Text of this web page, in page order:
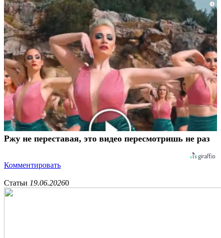
i
Ржу не переставая, это видео пересмотришь не раз
Комментировать
Статьи 19.06.20260